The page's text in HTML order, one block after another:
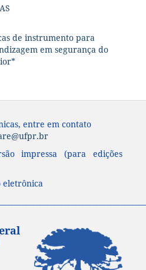
de instrumento para
em segurança do
entre em contato
impressa (para edições
eletrônica